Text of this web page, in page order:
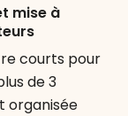
mise à
courts pour
de 3
organisée